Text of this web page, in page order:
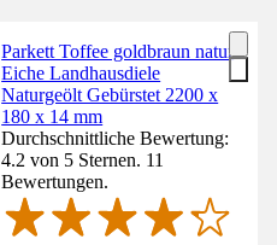
Parkett Toffee goldbraun natur
Eiche Landhausdiele
Naturgeölt Gebürstet 2200 x
180 x 14 mm
Durchschnittliche Bewertung:
4.2 von 5 Sternen. 11
Bewertungen.